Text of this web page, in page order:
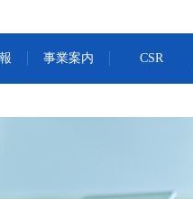
事業案内 CSR